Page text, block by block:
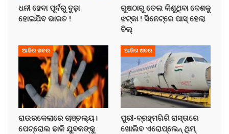
ଧନୀ ହେବା ପୂର୍ବରୁ ବୁଢ଼ା
ହୋଇଯିବ ଭାରତ !
ରୁଷଠାରୁ ତେଲ କିଣୁଥିବା ଦେଶକୁ
ଝଟ୍‌କା ! ସିନେଟ୍‌ରେ ପାସ୍ ହେଲା
ବିଲ୍
ଆଜିର ଖବର
ରାଉରକେଲାରେ ଚାଞ୍ଚଲ୍ୟ।
ପେଟ୍ରୋଲ ଢାଳି ଯୁବକଙ୍କୁ
ଆଜିର ଖବର
ପୁରୀ-ବ୍ରହ୍ମଗିରି ରାସ୍ତାରେ
ଖୋଲିବ ଏରୋପ୍ଲେନ୍‌ ଥିମ୍‌